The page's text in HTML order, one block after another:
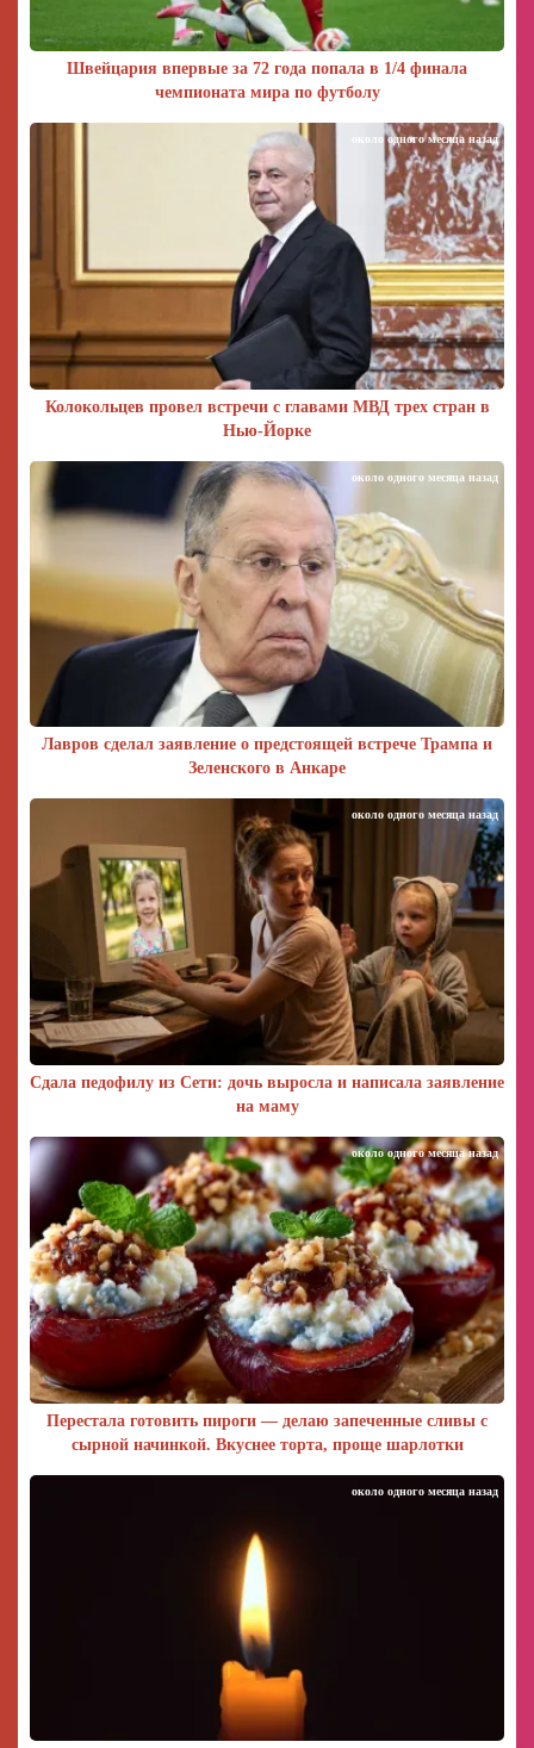
Швейцария впервые за 72 года попала в 1/4 финала
чемпионата мира по футболу
Колокольцев провел встречи с главами МВД трех стран в
Нью-Йорке
около одного месяца назад
Лавров сделал заявление о предстоящей встрече Трампа и
Зеленского в Анкаре
около одного месяца назад
Сдала педофилу из Сети: дочь выросла и написала заявление
на маму
около одного месяца назад
Перестала готовить пироги — делаю запеченные сливы с
сырной начинкой. Вкуснее торта, проще шарлотки
около одного месяца назад
около одного месяца назад